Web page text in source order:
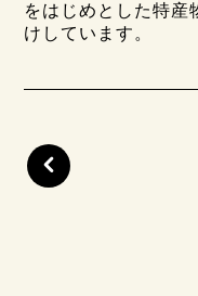
をはじめとした特産
けしています。